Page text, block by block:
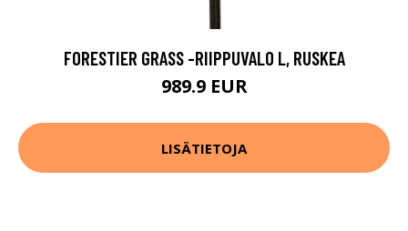
FORESTIER GRASS -RIIPPUVALO L, RUSKEA
989.9 EUR
LISÄTIETOJA